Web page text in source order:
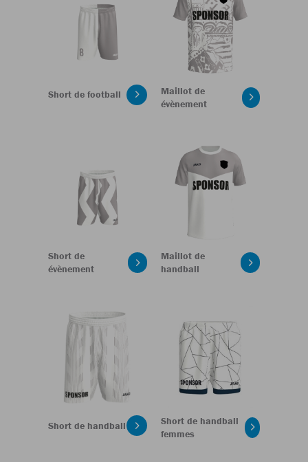
Short de football
Maillot de
évènement
Short de
évènement
Maillot de
handball
Short de handball
Short de handball
femmes